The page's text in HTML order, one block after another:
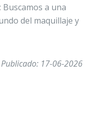
Buscamos a una
del maquillaje y
Publicado: 17-06-2026